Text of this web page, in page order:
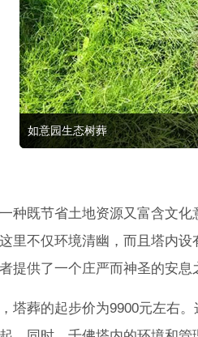
如意园生态树葬
种既节省土地资源又富含文
里不仅环境清幽，而且塔内
提供了一个庄严而神圣的安息
塔葬的起步价为9900元左右